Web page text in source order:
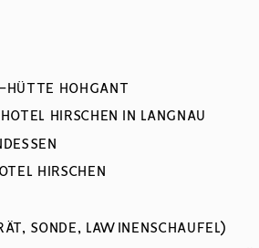
HÜTTE HOHGANT
HIRSCHEN IN LANGNAU
HIRSCHEN
SONDE, LAWINENSCHAUFEL)